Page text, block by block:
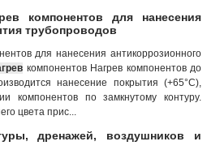
компонентов для нанесения
трубопроводов
для нанесения антикоррозионного
компонентов Нагрев компонентов до
нанесение покрытия (+65°С),
компонентов по замкнутому контуру.
цвета прис...
дренажей, воздушников и